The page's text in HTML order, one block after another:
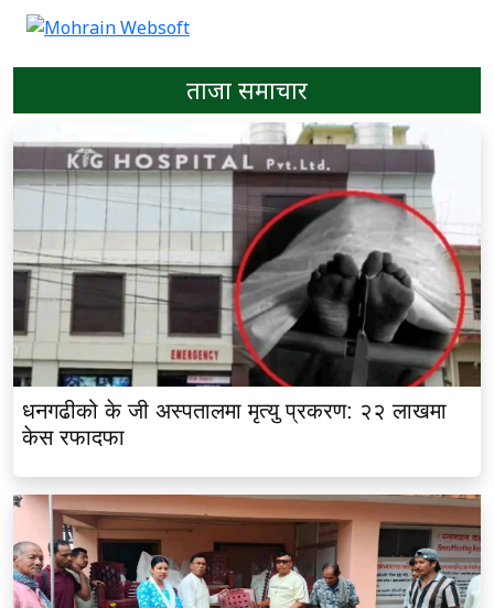
ताजा समाचार
धनगढीको के जी अस्पतालमा मृत्यु प्रकरण: २२ लाखमा
केस रफादफा